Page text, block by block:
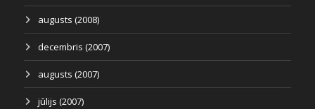
augusts (2008)
decembris (2007)
augusts (2007)
jūlijs (2007)